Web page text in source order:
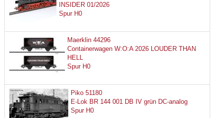
INSIDER 01/2026
Spur H0
Maerklin 44296
Containerwagen W:O:A 2026 LOUDER THAN
HELL
Spur H0
Piko 51180
E-Lok BR 144 001 DB IV grün DC-analog
Spur H0